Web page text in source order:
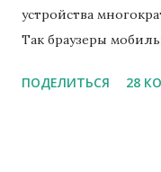
устройства
Так браузеры
неудобнее для
ПОДЕЛИТЬСЯ 28